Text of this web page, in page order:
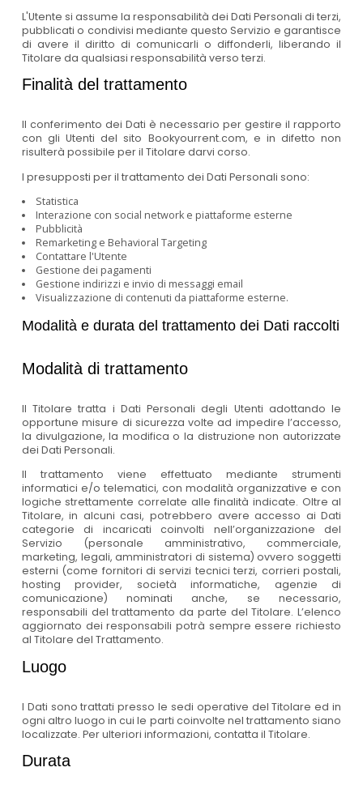
L'Utente si assume la responsabilità dei Dati Personali di terzi,
pubblicati o condivisi mediante questo Servizio e garantisce
di avere il diritto di comunicarli o diffonderli, liberando il
Titolare da qualsiasi responsabilità verso terzi.
Finalità del trattamento
Il conferimento dei Dati è necessario per gestire il rapporto
con gli Utenti del sito Bookyourrent.com, e in difetto non
risulterà possibile per il Titolare darvi corso.
I presupposti per il trattamento dei Dati Personali sono:
Statistica
Interazione con social network e piattaforme esterne
Pubblicità
Remarketing e Behavioral Targeting
Contattare l'Utente
Gestione dei pagamenti
Gestione indirizzi e invio di messaggi email
Visualizzazione di contenuti da piattaforme esterne.
Modalità e durata del trattamento dei Dati raccolti
Modalità di trattamento
Il Titolare tratta i Dati Personali degli Utenti adottando le
opportune misure di sicurezza volte ad impedire l’accesso,
la divulgazione, la modifica o la distruzione non autorizzate
dei Dati Personali.
Il trattamento viene effettuato mediante strumenti
informatici e/o telematici, con modalità organizzative e con
logiche strettamente correlate alle finalità indicate. Oltre al
Titolare, in alcuni casi, potrebbero avere accesso ai Dati
categorie di incaricati coinvolti nell’organizzazione del
Servizio (personale amministrativo, commerciale,
marketing, legali, amministratori di sistema) ovvero soggetti
esterni (come fornitori di servizi tecnici terzi, corrieri postali,
hosting provider, società informatiche, agenzie di
comunicazione) nominati anche, se necessario,
responsabili del trattamento da parte del Titolare. L’elenco
aggiornato dei responsabili potrà sempre essere richiesto
al Titolare del Trattamento.
Luogo
I Dati sono trattati presso le sedi operative del Titolare ed in
ogni altro luogo in cui le parti coinvolte nel trattamento siano
localizzate. Per ulteriori informazioni, contatta il Titolare.
Durata